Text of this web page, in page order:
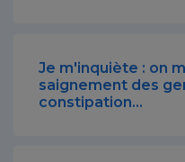
Je m'inquiète : on
saignement des
constipation...